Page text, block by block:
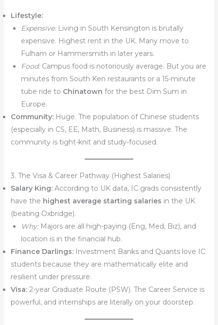
Lifestyle:
Expensive:Living in South Kensington is brutally
expensive. Highest rent in the UK. Many move to
Fulham or Hammersmith in later years.
Food:Campus food is notoriously average. But you are
minutes from South Ken restaurants or a 15-minute
tube ride to Chinatown for the best Dim Sum in
Europe.
Community:Huge. The population of Chinese students
(especially in CS, EE, Math, Business) is massive. The
community is tight-knit and study-focused.
3. The Visa & Career Pathway (Highest Salaries)
Salary King:According to UK data, IC grads consistently
have the highest average starting salaries in the UK
(beating Oxbridge).
Why:Majors are all high-paying (Eng, Med, Biz), and
location is in the financial hub.
Finance Darlings:Investment Banks and Quants love IC
students because they are mathematically elite and
resilient under pressure.
Visa:2-year Graduate Route (PSW). The Career Service is
powerful, and internships are literally on your doorstep.